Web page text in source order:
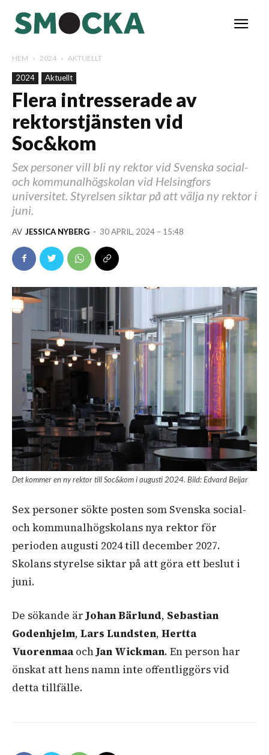
HEM 2024 AKTUELLT
2024 Aktuellt
Flera intresserade av
rektorstjänsten vid
Soc&kom
Sex personer vill bli ny rektor vid Svenska social-
och kommunalhögskolan vid Helsingfors
universitet. Styrelsen siktar på att välja ny rektor i
juni.
AV JESSICA NYBERG - 30 APRIL, 2024 – 15:48
Det kommer en ny rektor till Soc&kom i augusti 2024. Bild: Edvard Beijar
Sex personer sökte posten som Svenska social-
och kommunalhögskolans nya rektor för
perioden augusti 2024 till december 2027.
Skolans styrelse siktar på att göra ett beslut i
juni.
De sökande ärJohan Bärlund, Sebastian
Godenhjelm, Lars Lundsten, Hertta
VuorenmaaochJan Wickman. En person har
önskat att hens namn inte offentliggörs vid
detta tillfälle.